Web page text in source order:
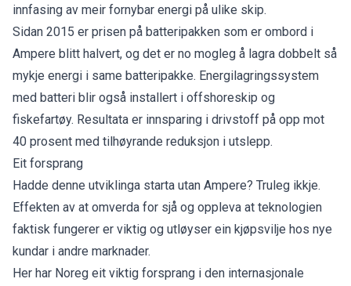
innfasing av meir fornybar energi på ulike skip.
Sidan 2015 er prisen på batteripakken som er ombord i
Ampere blitt halvert, og det er no mogleg å lagra dobbelt så
mykje energi i same batteripakke. Energilagringssystem
med batteri blir også installert i offshoreskip og
fiskefartøy. Resultata er innsparing i drivstoff på opp mot
40 prosent med tilhøyrande reduksjon i utslepp.
Eit forsprang
Hadde denne utviklinga starta utan Ampere? Truleg ikkje.
Effekten av at omverda for sjå og oppleva at teknologien
faktisk fungerer er viktig og utløyser ein kjøpsvilje hos nye
kundar i andre marknader.
Her har Noreg eit viktig forsprang i den internasjonale